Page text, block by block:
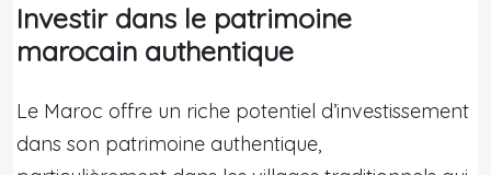
Investir dans le patrimoine
marocain authentique
Le Maroc offre un riche potentiel d’investissement
dans son patrimoine authentique,